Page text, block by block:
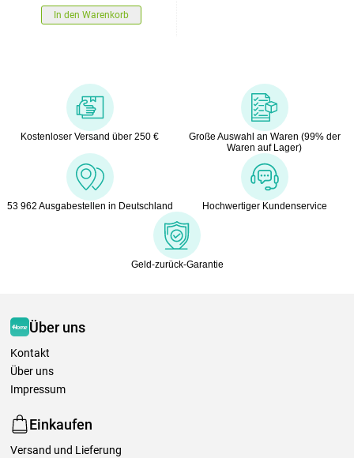
In den Warenkorb
Kostenloser Versand über 250 €
Große Auswahl an Waren (99% der
Waren auf Lager)
53 962 Ausgabestellen in Deutschland Hochwertiger Kundenservice
Geld-zurück-Garantie
Über uns
Kontakt
Über uns
Impressum
Einkaufen
Versand und Lieferung